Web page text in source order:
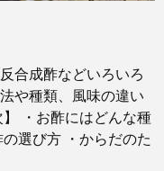
合成酢などいろいろ
や種類、風味の違い
・お酢にはどんな種
選び方 ・からだのた